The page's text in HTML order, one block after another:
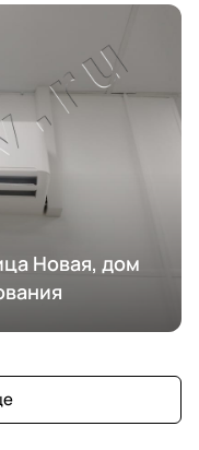
Новая, дом